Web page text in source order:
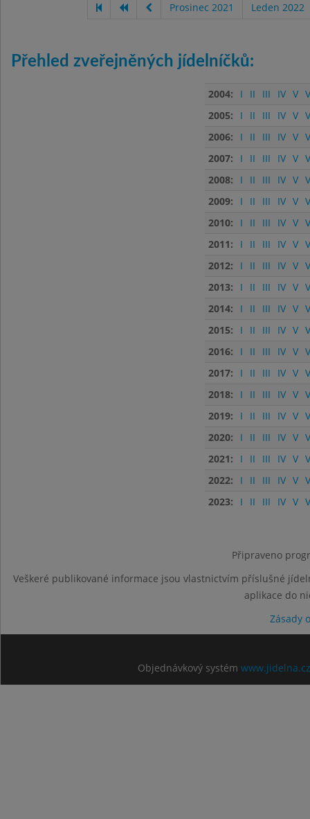
Prosinec 2021 Leden 2022
Přehled zveřejněných jídelníčků:
2004: I II III IV V
2005:
I II III IV V
2006:
I II III IV V
2007:
I II III IV V
2008:
I II III IV V
2009:
I II III IV V
2010:
I II III IV V
2011:
I II III IV V
2012:
I II III IV V
2013:
I II III IV V
2014:
I II III IV V
2015:
I II III IV V
2016:
I II III IV V
2017:
I II III IV V
2018:
I II III IV V
2019:
I II III IV V
2020:
I II III IV V
2021:
I II III IV V
2022:
I II III IV V
2023:
I II III IV V
Připraveno
Veškeré publikované informace jsou vlastnictvím příslušné
aplikace do
Zásady
Objednávkový systém www.jidelna.cz